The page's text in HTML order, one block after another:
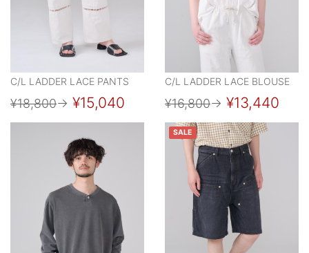
C/L LADDER LACE PANTS
¥18,800→ ¥15,040
C/L LADDER LACE BLOUSE
¥16,800→ ¥13,440
SALE